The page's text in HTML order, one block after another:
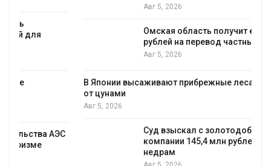
Омская область получит ещё 598 млн
рублей на перевод частных домов на газ
В Японии высаживают прибрежные леса для защиты
Суд взыскал с золотодобывающей
компании 145,4 млн рублей за ущерб